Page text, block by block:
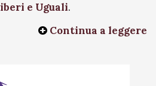
e Uguali.
Continua a leggere